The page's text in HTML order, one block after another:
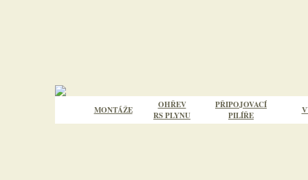
MONTÁŽE
OHŘEV
RS PLYNU
PŘIPOJOVACÍ
PILÍŘE